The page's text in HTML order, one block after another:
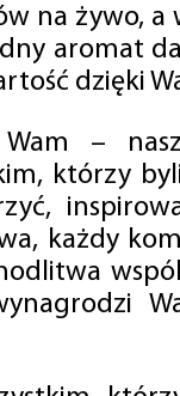
na żywo, a
aromat
dzięki
–
którzy
każdy